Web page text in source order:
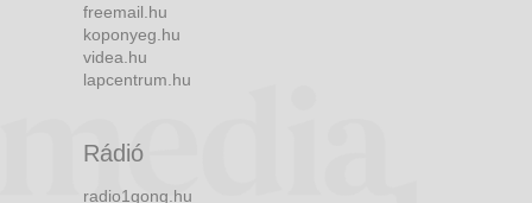
freemail.hu
koponyeg.hu
videa.hu
lapcentrum.hu
Rádió
radio1gong.hu